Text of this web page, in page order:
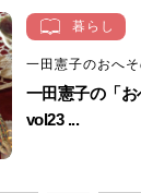
暮らし
一田憲子のおへそ
一田憲子の「
vol23 ...